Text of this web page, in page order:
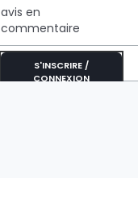
avis en
commentaire
S'INSCRIRE /
CONNEXION